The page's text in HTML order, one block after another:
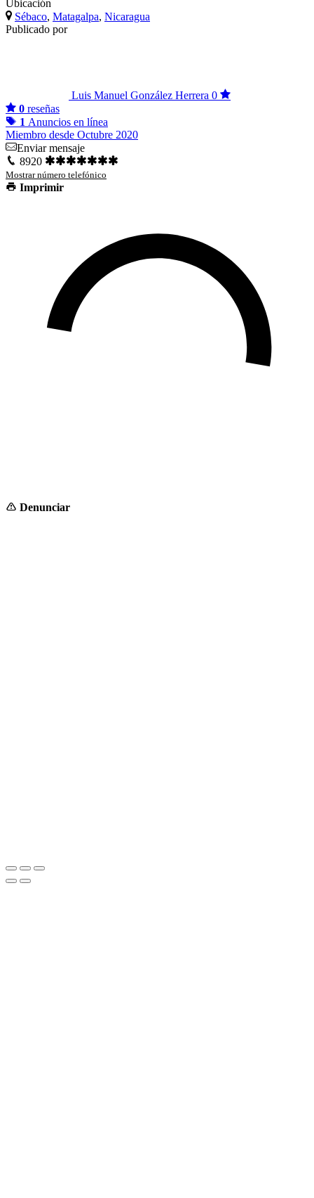
Ubicación
Sébaco, Matagalpa, Nicaragua
Publicado por
Luis Manuel González Herrera 0
0 reseñas
1 Anuncios en línea
Miembro desde Octubre 2020
Enviar mensaje
8920
Mostrar número telefónico
Imprimir
Denunciar